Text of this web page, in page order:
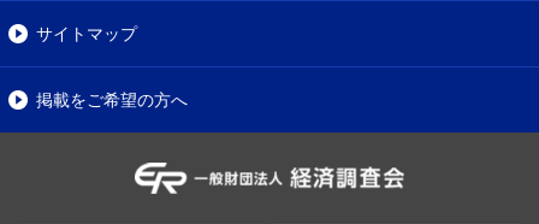
サイトマップ
掲載をご希望の方へ